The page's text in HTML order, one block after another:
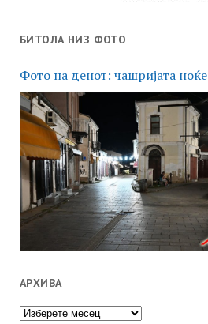
БИТОЛА НИЗ ФОТО
Фото на денот: чашријата ноќе
АРХИВА
Архива